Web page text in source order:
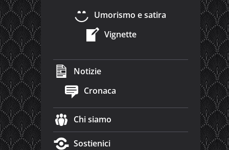
Umorismo e satira
Vignette
Notizie
Cronaca
Chi siamo
Sostienici